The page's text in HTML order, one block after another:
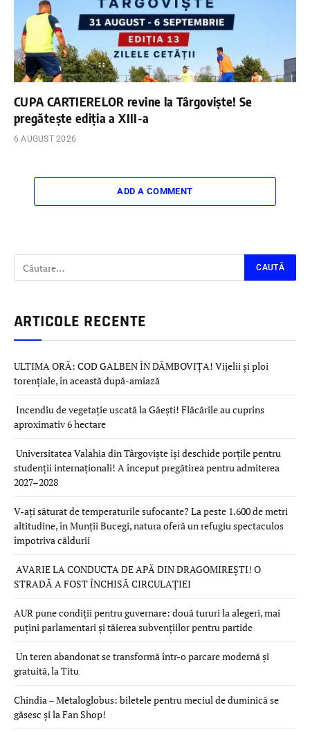
CUPA CARTIERELOR revine la Târgoviște! Se
pregătește ediția a XIII-a
6 AUGUST 2026
ADD A COMMENT
ARTICOLE RECENTE
ULTIMA ORĂ: COD GALBEN ÎN DÂMBOVIȚA! Vijelii și ploi
torențiale, în această după-amiază
Incendiu de vegetație uscată la Găești! Flăcările au cuprins
aproximativ 6 hectare
Universitatea Valahia din Târgoviște își deschide porțile pentru
studenții internaționali! A început pregătirea pentru admiterea
2027–2028
V-ați săturat de temperaturile sufocante? La peste 1.600 de metri
altitudine, în Munții Bucegi, natura oferă un refugiu spectaculos
împotriva căldurii
AVARIE LA CONDUCTA DE APĂ DIN DRAGOMIREȘTI! O
STRADĂ A FOST ÎNCHISĂ CIRCULAȚIEI
AUR pune condiții pentru guvernare: două tururi la alegeri, mai
puțini parlamentari și tăierea subvențiilor pentru partide
Un teren abandonat se transformă într-o parcare modernă și
gratuită, la Titu
Chindia – Metaloglobus: biletele pentru meciul de duminică se
găsesc și la Fan Shop!